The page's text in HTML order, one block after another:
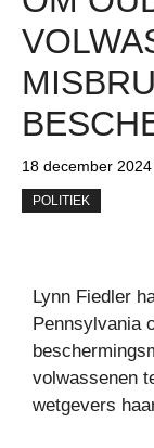
18 december 2024
POLITIEK
Lynn Fiedler
Pennsylvania
volwassenen
wetgevers